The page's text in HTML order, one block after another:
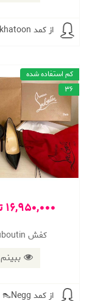
از کمد kimiya khatoon
16,950,000 تومان
کفش Louboutin
ببینم
کم استفاده شده
36
از کمد Negg👠